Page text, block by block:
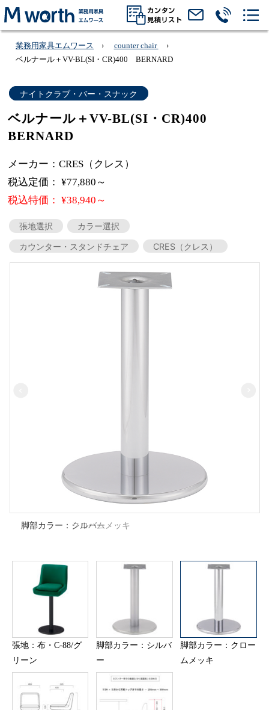
業務用家具エムワース
counter chair
ベルナール＋VV-BL(SI・CR)400 BERNARD
ナイトクラブ・バー・スナック
ベルナール＋VV-BL(SI・CR)400
BERNARD
メーカー：CRES（クレス）
税込定価： ¥77,880～
税込特価： ¥38,940～
張地選択
カラー選択
カウンター・スタンドチェア
CRES（クレス）
脚部カラー：クロームメッキ
張地：布・C-88/グ
リーン
脚部カラー：シルバ
ー
脚部カラー：クロー
ムメッキ